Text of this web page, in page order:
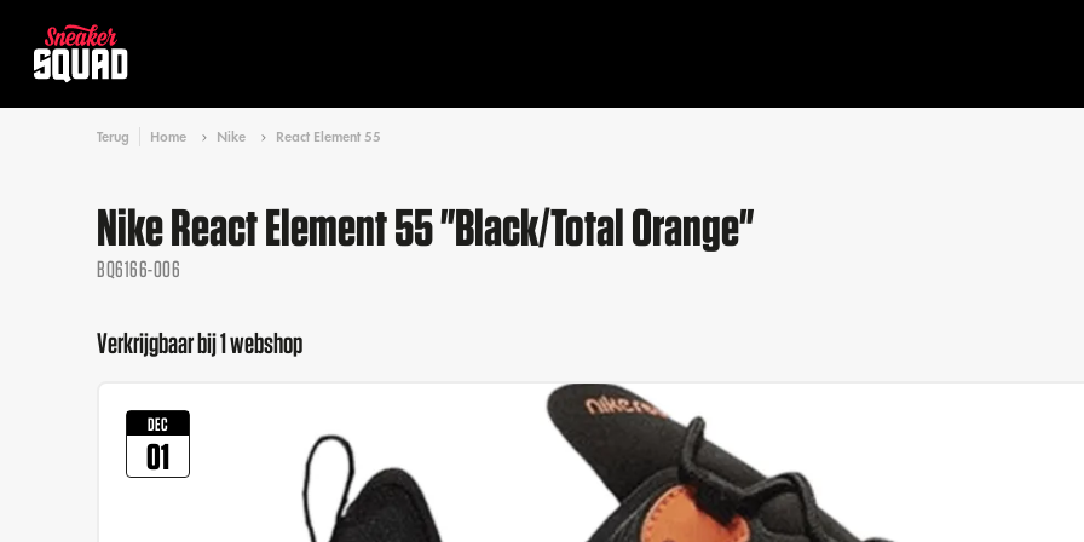
Terug Home Nike React Element 55
Nike React Element 55 "Black/Total Orange"
BQ6166-006
Verkrijgbaar bij 1 webshop
DEC
01